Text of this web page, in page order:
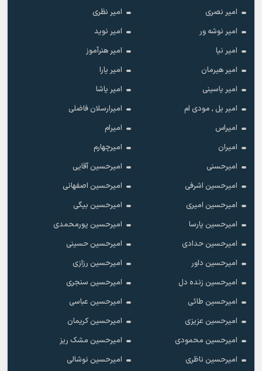
امیر نصری
امیر نظری
امیر نوشه ور
امیر نوید
امیر نیا
امیر هنرآموز
امیر هیرمان
امیر یارا
امیر یاسینی
امیر یاشا
امیر یل , مودی ام
امیرارسلان فاضلی
امیراس
امیرام
امیران
امیرچهارم
امیرحسنی
امیرحسین آقایی
امیرحسین اشرفی
امیرحسین اصفهانی
امیرحسین امیری
امیرحسین بیگی
امیرحسین پارسا
امیرحسین پورمحمدی
امیرحسین حدادی
امیرحسین حسینی
امیرحسین داور
امیرحسین رزازی
امیرحسین زنده دل
امیرحسین سنجری
امیرحسین طائی
امیرحسین عباسی
امیرحسین عزیزی
امیرحسین کریمان
امیرحسین محمودی
امیرحسین مشک ریز
امیرحسین ناظری
امیرحسین نوشالی